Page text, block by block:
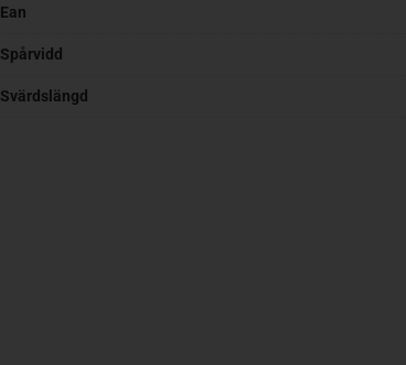
Ean
Spårvidd
Svärdslängd